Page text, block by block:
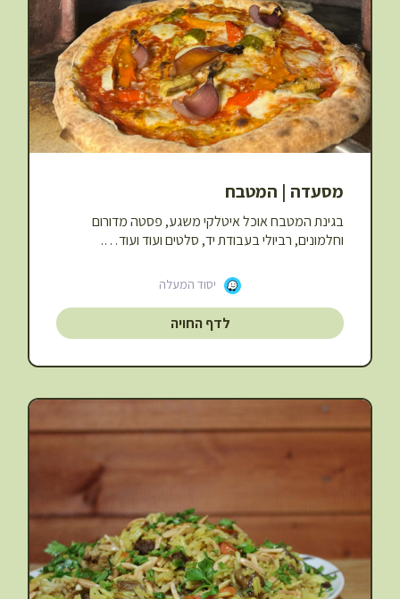
מסעדה | המטבח
בגינת המטבח אוכל איטלקי משגע, פסטה מדורום
וחלמונים, רביולי בעבודת יד, סלטים ועוד ועוד….
יסוד המעלה
לדף החויה